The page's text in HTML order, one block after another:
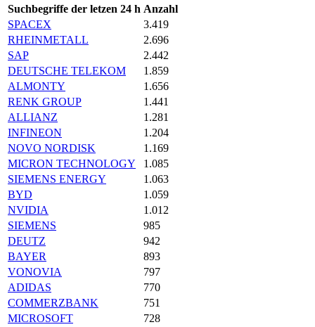
Suchbegriffe der letzen 24 h Anzahl
SPACEX
3.419
RHEINMETALL
2.696
SAP
2.442
DEUTSCHE TELEKOM
1.859
ALMONTY
1.656
RENK GROUP
1.441
ALLIANZ
1.281
INFINEON
1.204
NOVO NORDISK
1.169
MICRON TECHNOLOGY
1.085
SIEMENS ENERGY
1.063
BYD
1.059
NVIDIA
1.012
SIEMENS
985
DEUTZ
942
BAYER
893
VONOVIA
797
ADIDAS
770
COMMERZBANK
751
MICROSOFT
728